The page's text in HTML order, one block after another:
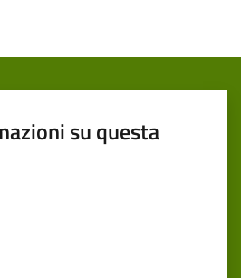
su questa